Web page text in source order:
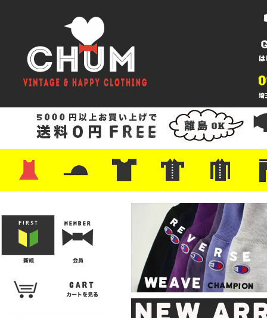
・レザーシューズ/スニーカー
・プリントTシャツ
・バンド/ツアー
・キャラクター
・Nike/adidas/スポーツ
・チャンピオン
・サーフ/スケート
・ボーダー/総柄/無地
・フットボール/リンガー
・タンクトップ/NBA・ポロシャツ
・半袖シャツ
・アロハ/サーフ/ボーリング
・ラルフ/ブランド
・無地/チェック/ストラ
・ワーク/ミリタリー/ウ
・ネル/ウール ・ショ
・アウ
・ジー
・
・ミリ
・コー
・コッ
・オー
・ジャ
ン